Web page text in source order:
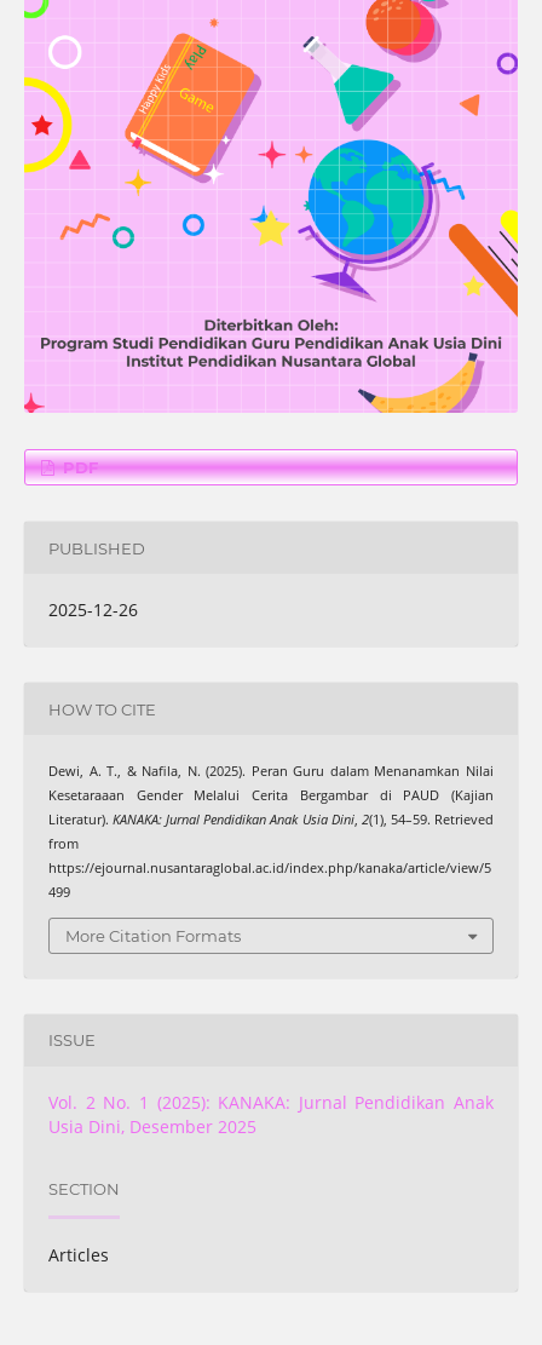
PDF
PUBLISHED
2025-12-26
HOW TO CITE
Dewi, A. T., & Nafila, N. (2025). Peran Guru dalam Menanamkan Nilai
Kesetaraaan Gender Melalui Cerita Bergambar di PAUD (Kajian
Literatur).KANAKA: Jurnal Pendidikan Anak Usia Dini, 2(1), 54–59. Retrieved
from
https://ejournal.nusantaraglobal.ac.id/index.php/kanaka/article/view/5
499
More Citation Formats
ISSUE
Vol. 2 No. 1 (2025): KANAKA: Jurnal Pendidikan Anak
Usia Dini, Desember 2025
SECTION
Articles